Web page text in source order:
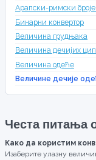
Арапски-римски
Бинарни конвертор
Величина грудњака
Величина дечијих
Величина одеће
Величине дечије
Честа питања
Како да користим
Изаберите улазну